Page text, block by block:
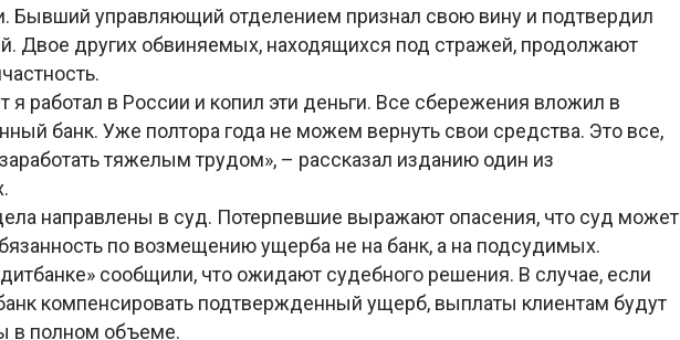
Бывший управляющий отделением признал свою вину и подтвердил
Двое других обвиняемых, находящихся под стражей, продолжают
я работал в России и копил эти деньги. Все сбережения вложил в
банк. Уже полтора года не можем вернуть свои средства. Это все,
тяжелым трудом», – рассказал изданию один из
направлены в суд. Потерпевшие выражают опасения, что суд может
по возмещению ущерба не на банк, а на подсудимых.
сообщили, что ожидают судебного решения. В случае, если
компенсировать подтвержденный ущерб, выплаты клиентам будут
в полном объеме.